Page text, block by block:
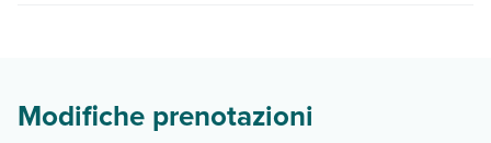
friendly e accoglie tutti gli ospiti, senza alcuna distinzione.
Modifiche prenotazioni